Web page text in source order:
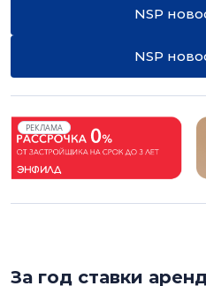
NSP
NSP
РЕКЛАМА
За год ставки